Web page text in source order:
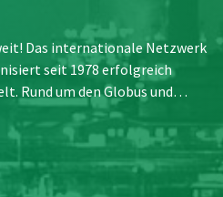
Das internationale Netzwerk
seit 1978 erfolgreich
Rund um den Globus und…